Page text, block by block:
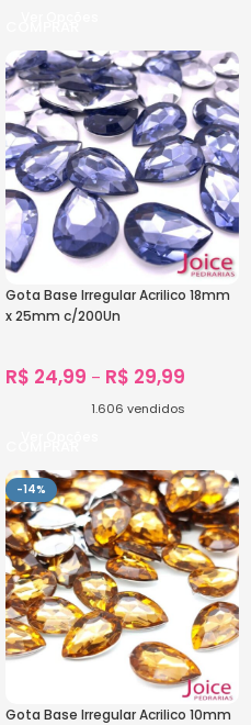
Gota Base Irregular Acrilico 18mm
x 25mm c/200Un
R$ 24,99 – R$ 29,99
1.606 vendidos
-14%
Gota Base Irregular Acrilico 10mm